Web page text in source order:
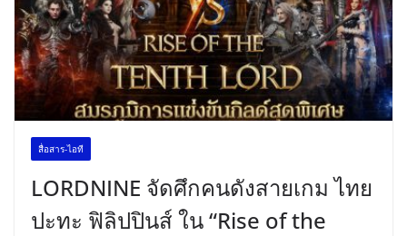
สื่อสาร-ไอที
LORDNINE จัดศึกคนดังสายเกม ไทย
ปะทะ ฟิลิปปินส์ ใน “Rise of the